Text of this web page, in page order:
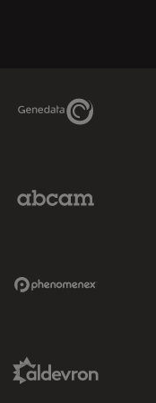
Genedata Link